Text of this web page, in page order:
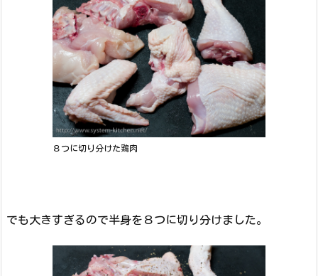
８つに切り分けた鶏肉
でも大きすぎるので半身を８つに切り分けました。